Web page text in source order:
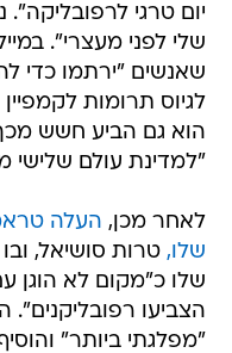
יום טרגי לרפובליקה".
שלי לפני מעצרי".
שאנשים "ירתמו כדי
הוא גם הביע חשש
"למדינת עולם שלישי
לאחר מכן, העלה
שלו, טרות סושיאל,
הצביעו
"מפלגתי ביותר"